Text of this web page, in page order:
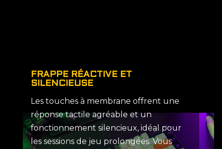
FRAPPE RÉACTIVE ET
SILENCIEUSE
Les touches à membrane offrent une
réponse tactile agréable et un
fonctionnement silencieux, idéal pour
les sessions de jeu prolongées. Vous